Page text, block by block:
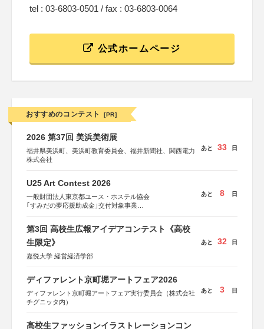
tel : 03-6803-0501 / fax : 03-6803-0064
公式ホームページ
おすすめのコンテスト [PR]
2026 第37回 美浜美術展
福井県美浜町、美浜町教育委員会、福井新聞社、関西電力
株式会社
あと 33 日
U25 Art Contest 2026
一般財団法人東京都ユース・ホステル協会
｢すみだの夢応援助成金｣交付対象事業
あと 8 日
第3回 高校生広報アイデアコンテスト《高校
生限定》
嘉悦大学 経営経済学部
あと 32 日
ディファレント京町堀アートフェア2026
ディファレント京町堀アートフェア実行委員会（株式会社
チグニッタ内）
あと 3 日
高校生ファッションイラストレーションコン